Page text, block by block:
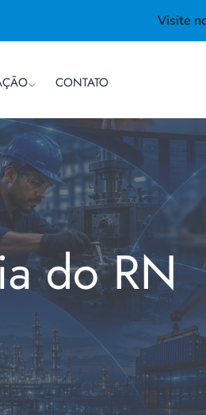
Visite
CONTATO
do RN